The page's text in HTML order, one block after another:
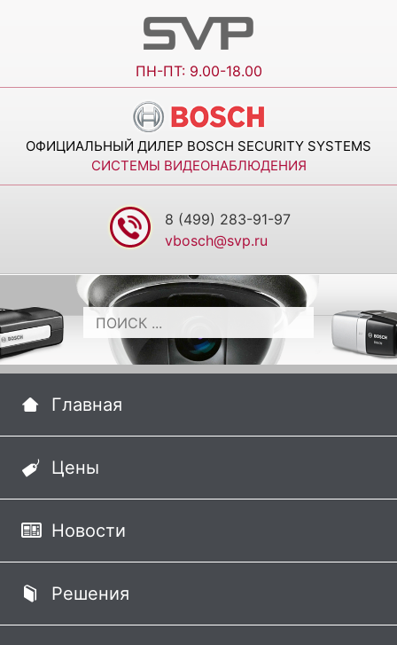
ПН-ПТ: 9.00-18.00
ОФИЦИАЛЬНЫЙ ДИЛЕР BOSCH SECURITY SYSTEMS
СИСТЕМЫ ВИДЕОНАБЛЮДЕНИЯ
8 (499) 283-91-97
vbosch@svp.ru
Главная
Цены
Новости
Решения